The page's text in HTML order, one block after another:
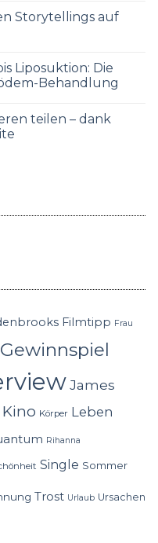
Storytellings auf
Liposuktion: Die
Behandlung
teilen – dank
Filmtipp Frau
Gewinnspiel
James
Kino Körper Leben
Rihanna
Single Sommer
Trost Urlaub Ursachen